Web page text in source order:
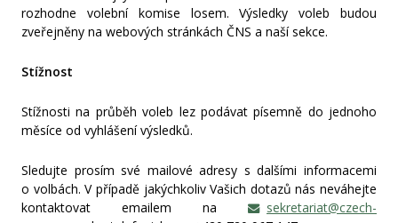
rozhodne volební komise losem. Výsledky voleb budou
zveřejněny na webových stránkách ČNS a naší sekce.
Stížnost
Stížnosti na průběh voleb lez podávat písemně do jednoho
měsíce od vyhlášení výsledků.
Sledujte prosím své mailové adresy s dalšími informacemi
o volbách. V případě jakýchkoliv Vašich dotazů nás neváhejte
kontaktovat emailem na
sekretariat@czech-